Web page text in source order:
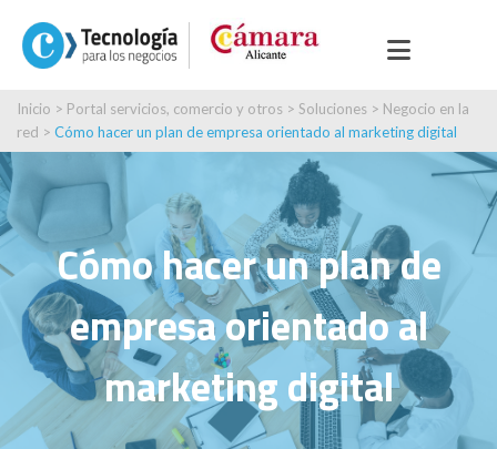
Inicio > Portal servicios, comercio y otros > Soluciones > Negocio en la
red > Cómo hacer un plan de empresa orientado al marketing digital
Cómo hacer un plan de
empresa orientado al
marketing digital